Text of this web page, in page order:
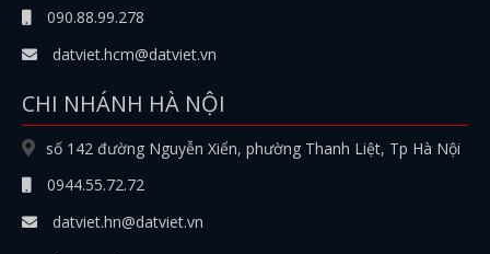
090.88.99.278
datviet.hcm@datviet.vn
CHI NHÁNH HÀ NỘI
số 142 đường Nguyễn Xiển, phường Thanh Liệt, Tp Hà Nội
0944.55.72.72
datviet.hn@datviet.vn